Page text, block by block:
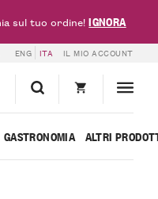
ENG ITA IL MIO ACCOUNT
GASTRONOMIA ALTRI
sul tuo ordine!IGNORA